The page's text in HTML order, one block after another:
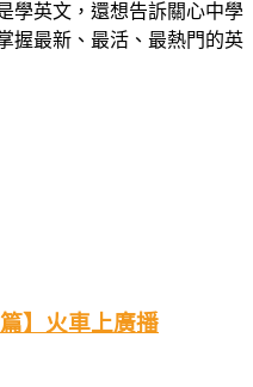
學英文，還想告訴關心中學
握最新、最活、最熱門的英
】火車上廣播